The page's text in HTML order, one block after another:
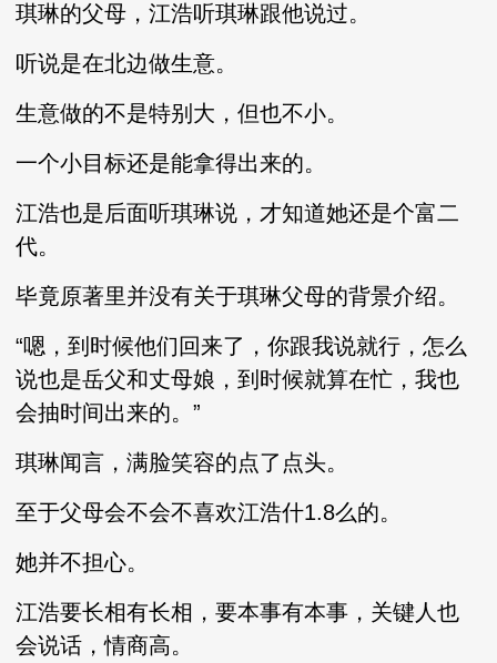
琪琳的父母，江浩听琪琳跟他说过。
听说是在北边做生意。
生意做的不是特别大，但也不小。
一个小目标还是能拿得出来的。
江浩也是后面听琪琳说，才知道她还是个富二
代。
毕竟原著里并没有关于琪琳父母的背景介绍。
“嗯，到时候他们回来了，你跟我说就行，怎么
说也是岳父和丈母娘，到时候就算在忙，我也
会抽时间出来的。”
琪琳闻言，满脸笑容的点了点头。
至于父母会不会不喜欢江浩什1.8么的。
她并不担心。
江浩要长相有长相，要本事有本事，关键人也
会说话，情商高。